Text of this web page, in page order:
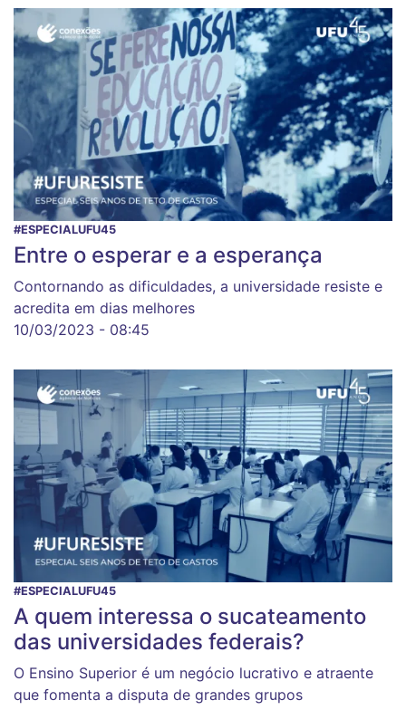
#ESPECIALUFU45
Entre o esperar e a esperança
Contornando as dificuldades, a universidade resiste e
acredita em dias melhores
10/03/2023 - 08:45
#ESPECIALUFU45
A quem interessa o sucateamento
das universidades federais?
O Ensino Superior é um negócio lucrativo e atraente
que fomenta a disputa de grandes grupos